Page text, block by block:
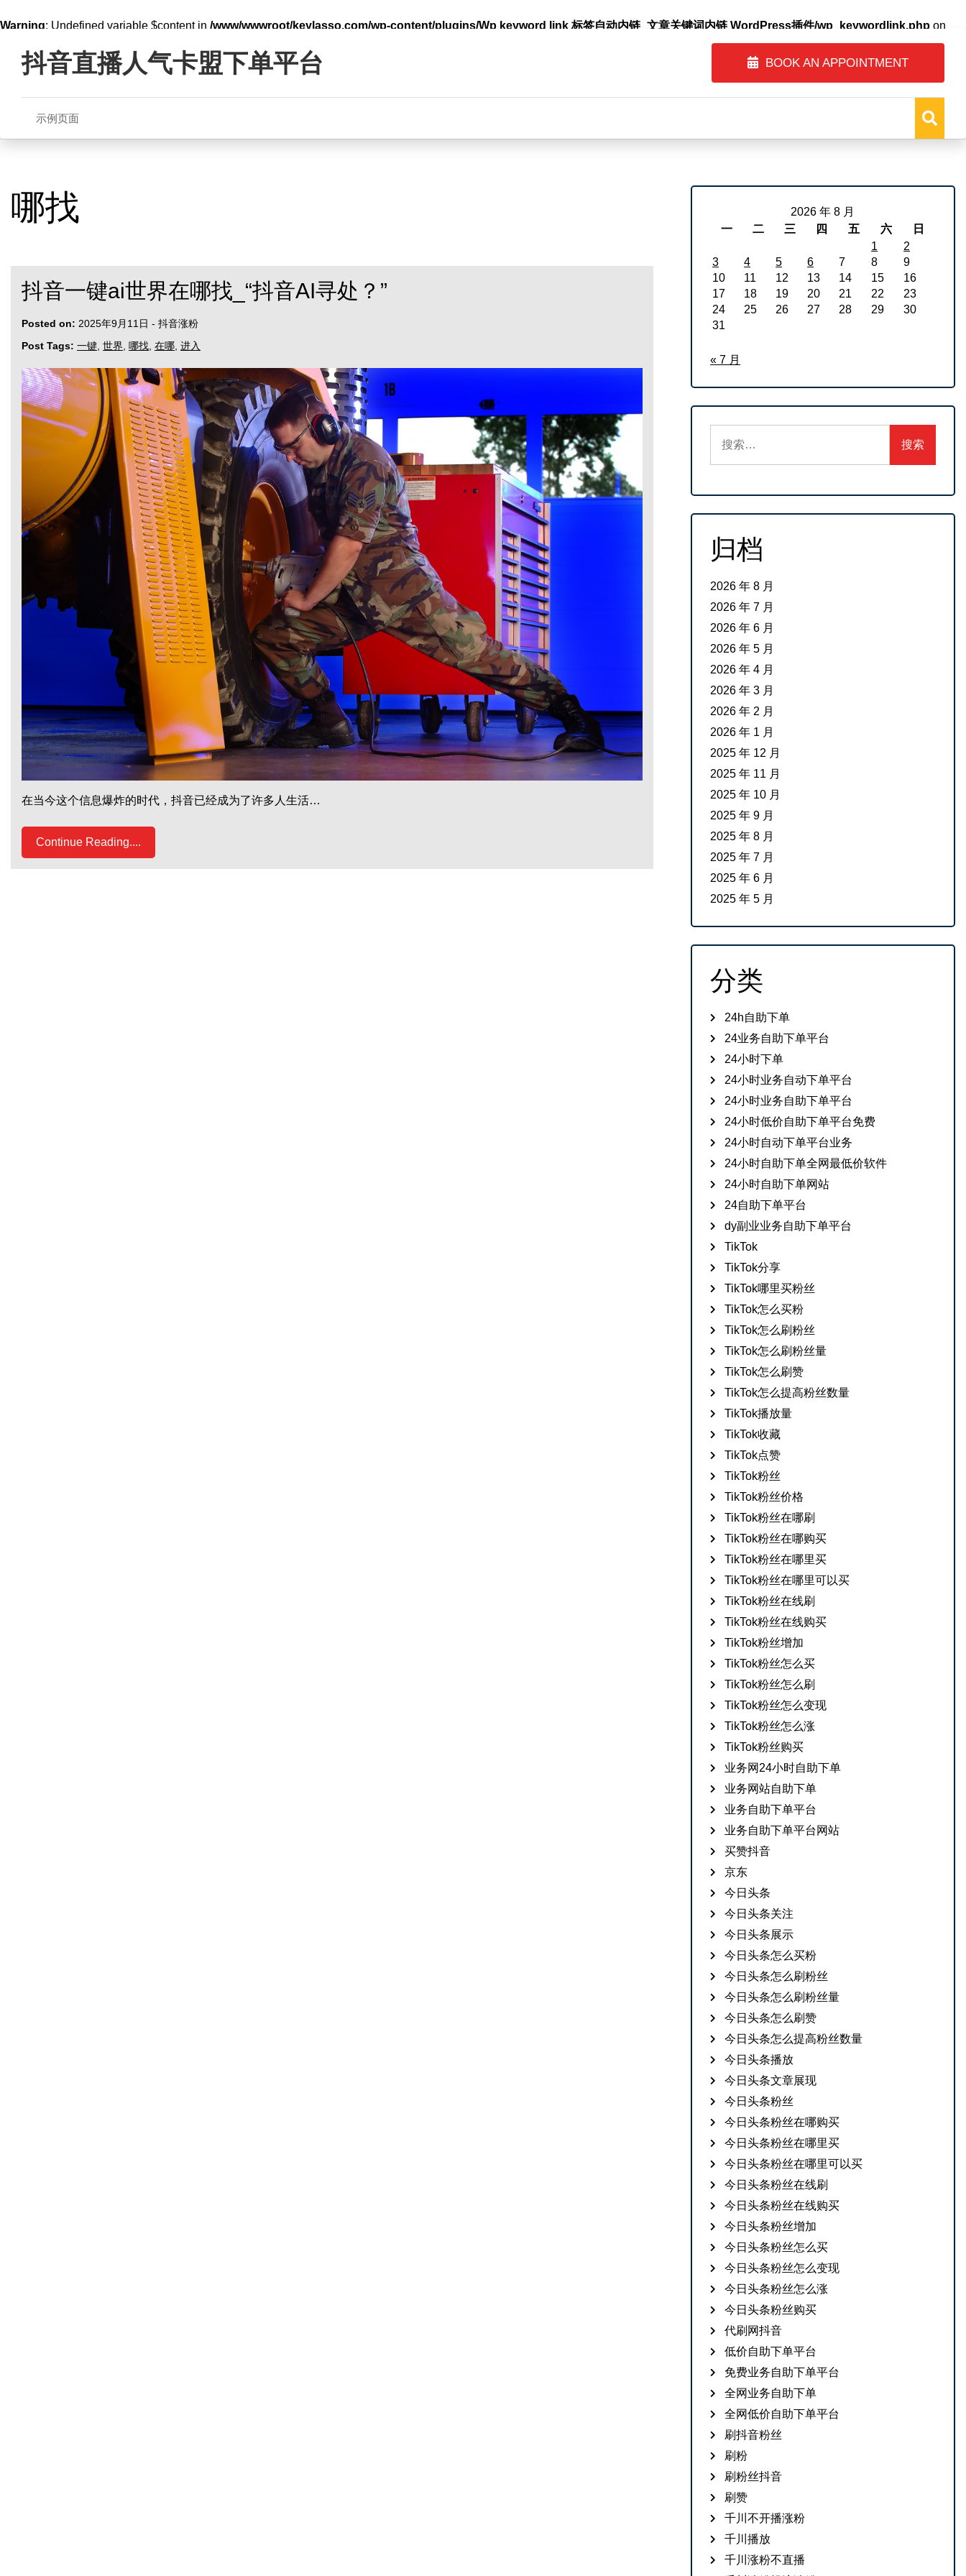
Warning: Undefined variable $content in /www/wwwroot/keylasso.com/wp-content/plugins/Wp keyword link 标签自动内链_文章关键词内链 WordPress插件/wp_keywordlink.php on
content抖音直播人气卡盟下单平台 BOOK AN APPOINTMENT
示例页面
哪找
抖音一键ai世界在哪找_“抖音AI寻处？”
Posted on: 2025年9月11日 - 抖音涨粉
Post Tags: 一键 世界 哪找 在哪 进入
在当今这个信息爆炸的时代，抖音已经成为了许多人生活…
Continue Reading....
2026 年 8 月
一
二 三 四 五 六
日
1
2
3
4 5 6 7 8
9
10
11 12 13 14 15
16
17
18 19 20 21 22
23
24
25 26 27 28 29
30
31
« 7 月
索：
归档
2026 年 8 月
2026 年 7 月
2026 年 6 月
2026 年 5 月
2026 年 4 月
2026 年 3 月
2026 年 2 月
2026 年 1 月
2025 年 12 月
2025 年 11 月
2025 年 10 月
2025 年 9 月
2025 年 8 月
2025 年 7 月
2025 年 6 月
2025 年 5 月
分类
24h自助下单
24业务自助下单平台
24小时下单
24小时业务自动下单平台
24小时业务自助下单平台
24小时低价自助下单平台免费
24小时自动下单平台业务
24小时自助下单全网最低价软件
24小时自助下单网站
24自助下单平台
dy副业业务自助下单平台
TikTok
TikTok分享
TikTok哪里买粉丝
TikTok怎么买粉
TikTok怎么刷粉丝
TikTok怎么刷粉丝量
TikTok怎么刷赞
TikTok怎么提高粉丝数量
TikTok播放量
TikTok收藏
TikTok点赞
TikTok粉丝
TikTok粉丝价格
TikTok粉丝在哪刷
TikTok粉丝在哪购买
TikTok粉丝在哪里买
TikTok粉丝在哪里可以买
TikTok粉丝在线刷
TikTok粉丝在线购买
TikTok粉丝增加
TikTok粉丝怎么买
TikTok粉丝怎么刷
TikTok粉丝怎么变现
TikTok粉丝怎么涨
TikTok粉丝购买
业务网24小时自助下单
业务网站自助下单
业务自助下单平台
业务自助下单平台网站
买赞抖音
京东
今日头条
今日头条关注
今日头条展示
今日头条怎么买粉
今日头条怎么刷粉丝
今日头条怎么刷粉丝量
今日头条怎么刷赞
今日头条怎么提高粉丝数量
今日头条播放
今日头条文章展现
今日头条粉丝
今日头条粉丝在哪购买
今日头条粉丝在哪里买
今日头条粉丝在哪里可以买
今日头条粉丝在线刷
今日头条粉丝在线购买
今日头条粉丝增加
今日头条粉丝怎么买
今日头条粉丝怎么变现
今日头条粉丝怎么涨
今日头条粉丝购买
代刷网抖音
低价自助下单平台
免费业务自助下单平台
全网业务自助下单
全网低价自助下单平台
刷抖音粉丝
刷粉
刷粉丝抖音
刷赞
千川不开播涨粉
千川播放
千川涨粉不直播